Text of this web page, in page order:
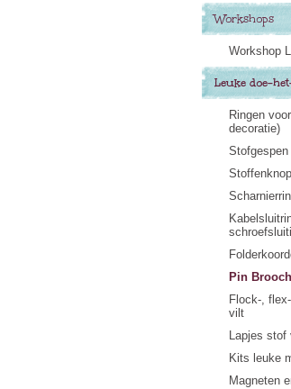
Workshops
Workshop
Leuke doe-
Ringen
decoratie)
Stofgespen
Pin
Flock-,
vilt
Lapjes stof
Kits leuke
Magneten